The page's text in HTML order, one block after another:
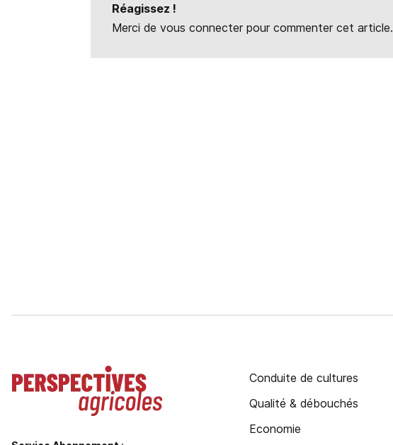
Réagissez !
Merci de vous connecter pour commenter cet article.
Conduite de cultures
Qualité & débouchés
Economie